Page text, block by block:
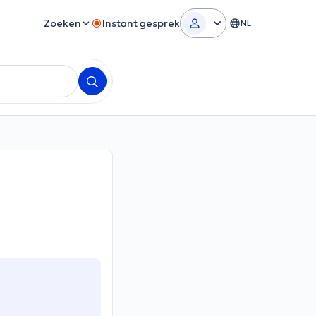
Zoeken Instant gesprek NL